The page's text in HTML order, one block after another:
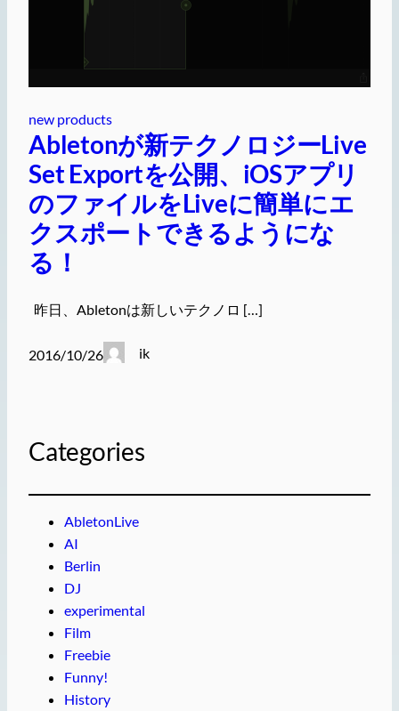
new products
Abletonが新テクノロジーLive
Set Exportを公開、iOSアプリ
のファイルをLiveに簡単にエ
クスポートできるようにな
る！
昨日、Abletonは新しいテクノロ […]
2016/10/26 ik
Categories
AbletonLive
AI
Berlin
DJ
experimental
Film
Freebie
Funny!
History